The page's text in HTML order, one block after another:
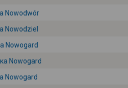
Nowodwór
Nowodziel
Nowogard
Nowogard
Nowogard